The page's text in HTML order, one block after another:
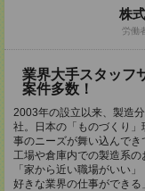
株
労働
業界大手スタッフ
案件多数！
2003年の設立以来、製造
社。日本の「ものづくり
事のニーズが舞い込んでき
工場や倉庫内での製造系の
「家から近い職場がいい
好きな業界の仕事ができ